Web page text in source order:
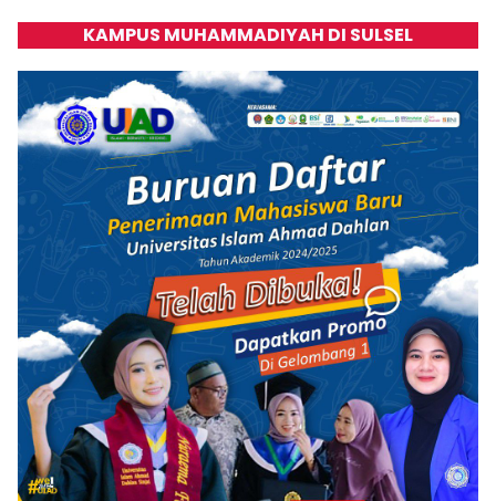
KAMPUS MUHAMMADIYAH DI SULSEL